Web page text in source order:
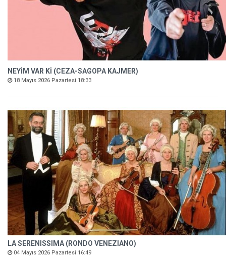
NEYİM VAR Kİ (CEZA-SAGOPA KAJMER)
18 Mayıs 2026 Pazartesi 18:33
LA SERENISSIMA (RONDO VENEZIANO)
04 Mayıs 2026 Pazartesi 16:49